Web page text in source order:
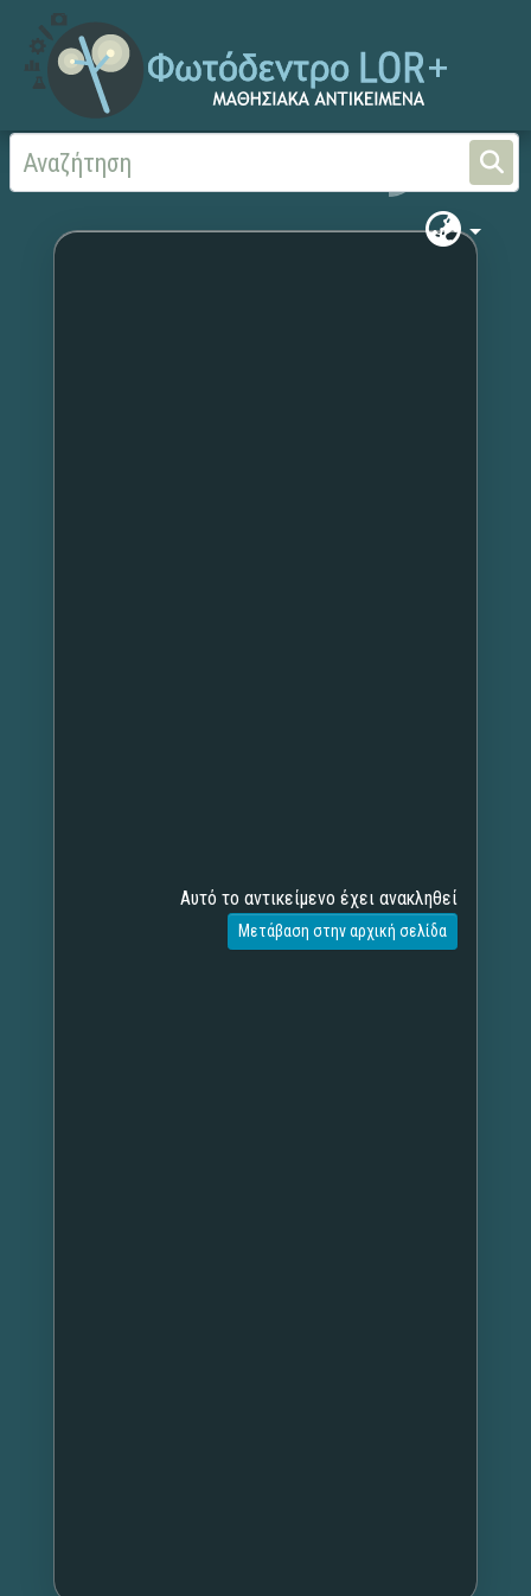
Αρχική Χωρίς τίτλο
Αυτό το αντικείμενο έχει ανακληθεί
Μετάβαση στην αρχική σελίδα